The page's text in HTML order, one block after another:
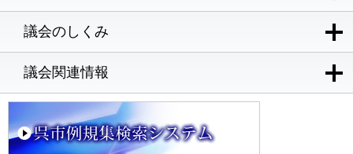
議会のしくみ
議会関連情報